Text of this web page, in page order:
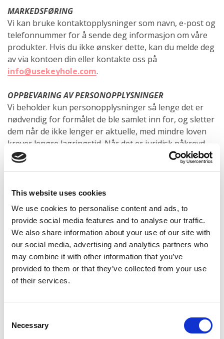
This website uses cookies
We use cookies to personalise content and ads, to
provide social media features and to analyse our traffic.
We also share information about your use of our site with
our social media, advertising and analytics partners who
may combine it with other information that you’ve
provided to them or that they’ve collected from your use
of their services.
Selection
Necessary
MARKEDSFØRING
Vi kan bruke kontaktopplysninger som navn, e-post og
telefonnummer for å sende deg informasjon om våre
produkter. Hvis du ikke ønsker dette, kan du melde deg
av via kontoen din eller kontakte oss på
info@usekeyhole.com.
OPPBEVARING AV PERSONOPPLYSNINGER
Vi beholder kun personopplysninger så lenge det er
nødvendig for formålet de ble samlet inn for, og sletter
dem når de ikke lenger er aktuelle, med mindre loven
krever lengre lagringstid. Når det er juridisk påkrevd,
kan opplysninger oppbevares i opptil 30 år.
Vi overfører kun personopplysninger når det er
nødvendig for å oppnå formålet med behandlingen.
Data kan deles med våre kontorer i EU/EØS eller, ved
behov, med tredjeland. Vi sørger alltid for at alle lover
om personvern følges, også i tilfeller hvor
opplysninger deles utenfor EU.
Noen databehandlere kan ha aktiviteter i land utenfor
Danmark eller EU/EØS ("tredjelands"). Hvis vi overfører
tredjeland, vil vi ta de nødvendige
personopplysningene behandles i samsvar med